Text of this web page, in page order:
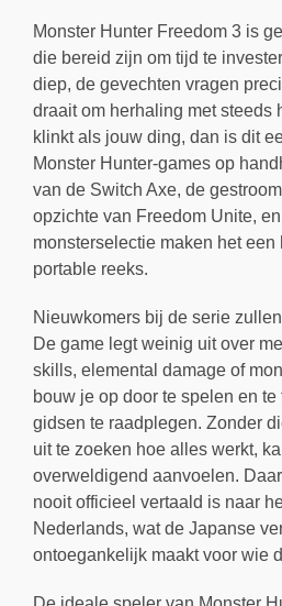
Monster Hunter Freedom 3 is
die bereid zijn om tijd te
diep, de gevechten vragen
draait om herhaling met steeds
klinkt als jouw ding, dan is dit
Monster Hunter-games op
van de Switch Axe, de
opzichte van Freedom Unite,
monsterselectie maken het een
portable reeks.
Nieuwkomers bij de serie
De game legt weinig uit over
skills, elemental damage of
bouw je op door te spelen en
gidsen te raadplegen. Zonder
uit te zoeken hoe alles werkt,
overweldigend aanvoelen.
nooit officieel vertaald is naar
Nederlands, wat de Japanse
ontoegankelijk maakt voor wie